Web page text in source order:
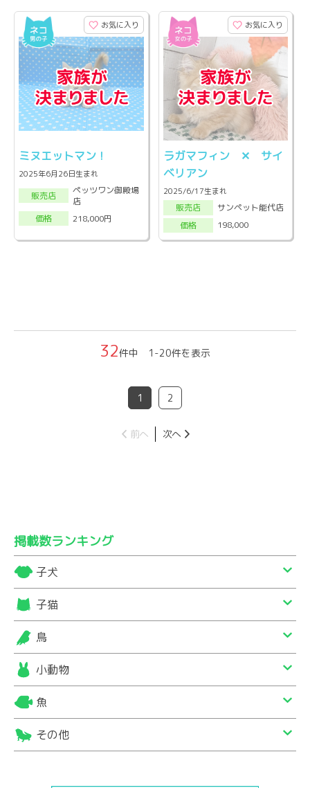
お気に入り
ミヌエットマン！
2025年6月26日生まれ
販売店
ペッツワン御殿場
店
価格
218,000円
お気に入り
ラガマフィン ✕ サイ
ベリアン
2025/6/17生まれ
販売店
サンペット能代店
価格
198,000
32件中 1-20件を表示
1 2
前へ 次へ
掲載数ランキング
子犬
子猫
鳥
小動物
魚
その他